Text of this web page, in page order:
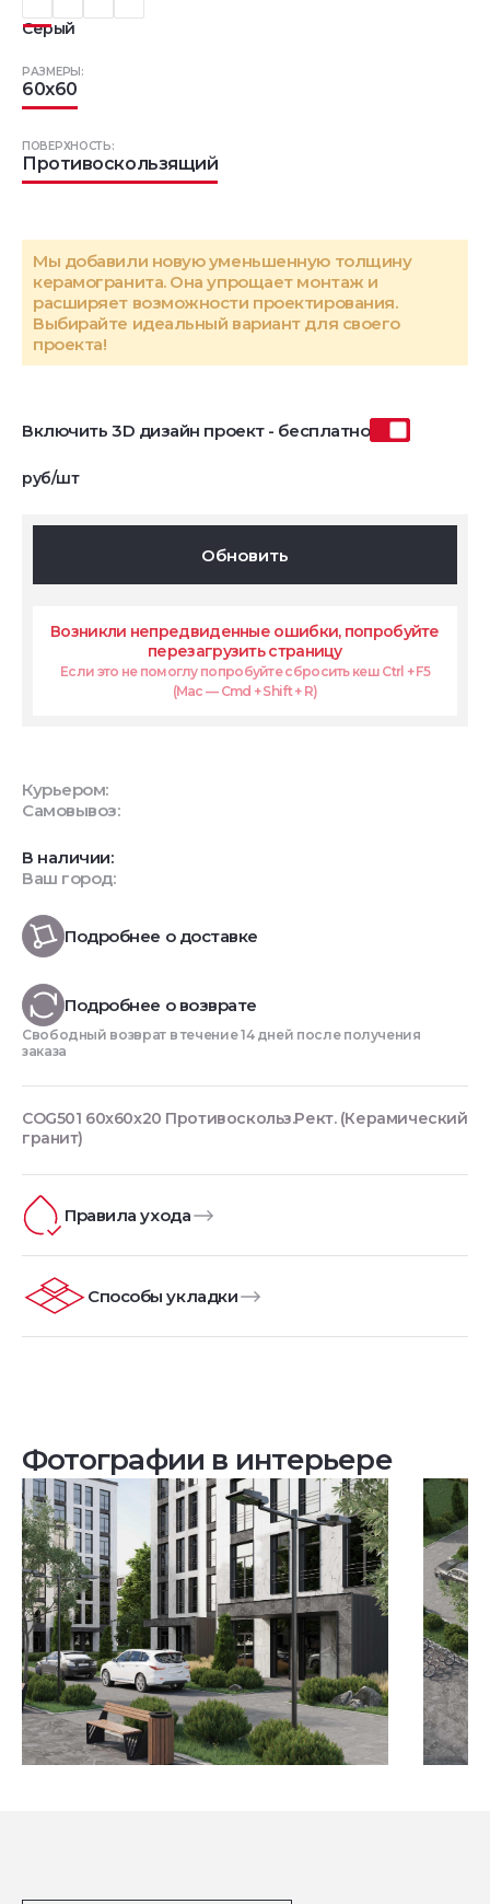
Серый
РАЗМЕРЫ:
60x60
ПОВЕРХНОСТЬ:
Противоскользящий
Мы добавили новую уменьшенную толщину
керамогранита. Она упрощает монтаж и
расширяет возможности проектирования.
Выбирайте идеальный вариант для своего
проекта!
Включить 3D дизайн проект - бесплатно
руб/шт
Обновить
Возникли непредвиденные ошибки, попробуйте
перезагрузить страницу
Если это не помоглу попробуйте сбросить кеш Ctrl + F5
(Mac — Cmd + Shift + R)
Курьером:
Самовывоз:
В наличии:
Ваш город:
Подробнее о доставке
Подробнее о возврате
Свободный возврат в течение 14 дней после получения
заказа
COG501 60x60x20 Противоскольз.Рект. (Керамический
гранит)
Правила ухода
Способы укладки
Фотографии в интерьере
Посмотреть все проекты